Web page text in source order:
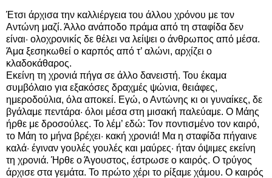
Έτσι άρχισα την καλλιέργεια του άλλου χρόνου με τον
Αντώνη μαζί. Άλλο ανάποδο πράμα από τη σταφίδα δεν
είναι· ολοχρονικίς δε θέλει να λείψει ο άνθρωπος από μέσα.
Άμα ξεσηκωθεί ο καρπός από τ’ αλώνι, αρχίζει ο
κλαδοκάθαρος.
Εκείνη τη χρονιά πήγα σε άλλο δανειστή. Του έκαμα
συμβόλαιο για εξακόσες δραχμές ψώνια, θειάφες,
ημεροδούλια, όλα αποκεί. Εγώ, ο Αντώνης κι οι γυναίκες, δε
βγάλαμε πεντάρα· όλοι μέσα στη μισακή παλεύαμε. Ο Μάης
ήρθε με δροσούλες. Το λέμ’ εδώ: Τον ποντισμένο τον καιρό,
το Μάη το μήνα βρέχει· κακή χρονιά! Μα η σταφίδα πήγαινε
καλά· έγιναν γουλές γουλές και μαύρες· ήταν όψιμες εκείνη
τη χρονιά. Ήρθε ο Άγουστος, έστρωσε ο καιρός. Ο τρύγος
άρχισε στα γεμάτα. Το πρώτο χέρι το ρίξαμε χάμου. Ο καιρός